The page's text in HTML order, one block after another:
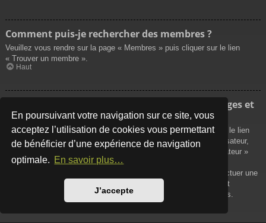
En poursuivant votre navigation sur ce site, vous
acceptez l’utilisation de cookies vous permettant
de bénéficier d’une expérience de navigation
optimale. En savoir plus…
J’accepte
Comment puis-je rechercher des membres ?
Veuillez vous rendre sur la page « Membres » puis cliquer sur le lien
« Trouver un membre ».
Haut
Comment puis-je retrouver mes propres messages et
sujets ?
Vos propres messages peuvent être affichés soit en cliquant sur le lien
« Afficher vos messages » dans le panneau de contrôle de l’utilisateur,
soit en cliquant sur le lien « Rechercher les messages de l’utilisateur »
sur la page de votre propre profil ou soit en cliquant sur le menu
« Raccourcis » situé sur la partie supérieure du forum. Pour effectuer une
recherche de vos propres sujets, utilisez la recherche avancée et
remplissez convenablement les options qui vous sont disponibles.